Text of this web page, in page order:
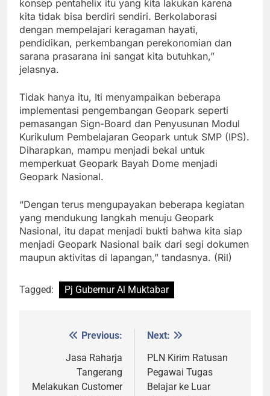
konsep pentahelix itu yang kita lakukan karena
kita tidak bisa berdiri sendiri. Berkolaborasi
dengan mempelajari keragaman hayati,
pendidikan, perkembangan perekonomian dan
sarana prasarana ini sangat kita butuhkan,”
jelasnya.
Tidak hanya itu, Iti menyampaikan beberapa
implementasi pengembangan Geopark seperti
pemasangan Sign-Board dan Penyusunan Modul
Kurikulum Pembelajaran Geopark untuk SMP (IPS).
Diharapkan, mampu menjadi bekal untuk
memperkuat Geopark Bayah Dome menjadi
Geopark Nasional.
“Dengan terus mengupayakan beberapa kegiatan
yang mendukung langkah menuju Geopark
Nasional, itu dapat menjadi bukti bahwa kita siap
menjadi Geopark Nasional baik dari segi dokumen
maupun aktivitas di lapangan,” tandasnya. (Ril)
Tagged: Pj Gubernur Al Muktabar
navigation
Previous:
Jasa Raharja
Tangerang
Melakukan Customer
Next:
PLN Kirim Ratusan
Pegawai Tugas
Belajar ke Luar